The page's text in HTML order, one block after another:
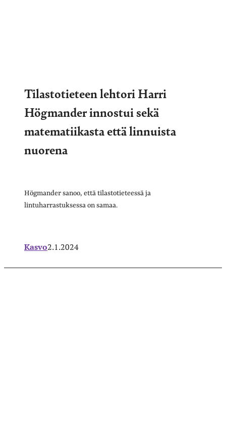
Tilastotieteen lehtori Harri
Högmander innostui sekä
matematiikasta että linnuista
nuorena
Högmander sanoo, että tilastotieteessä ja
lintuharrastuksessa on samaa.
Kasvo2.1.2024